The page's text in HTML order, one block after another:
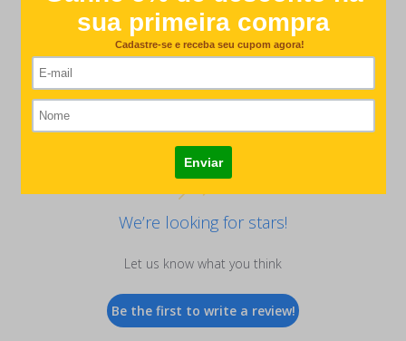
Customer Reviews
We’re looking for stars!
Let us know what you think
Be the first to write a review!